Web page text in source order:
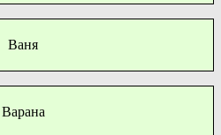
Ваня
Варана